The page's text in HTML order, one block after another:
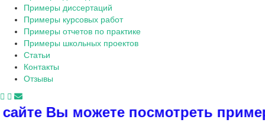
Примеры диссертаций
Примеры курсовых работ
Примеры отчетов по практике
Примеры школьных проектов
Статьи
Контакты
Отзывы
посмотреть примеры